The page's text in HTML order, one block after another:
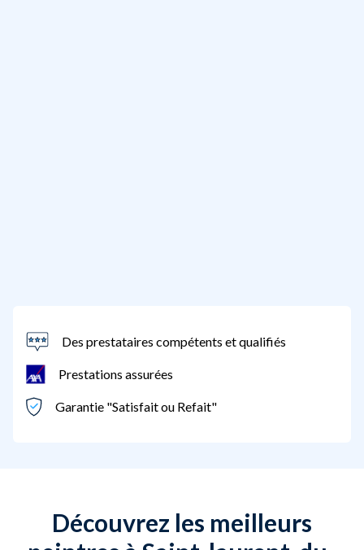
Des prestataires compétents et qualifiés
Prestations assurées
Garantie "Satisfait ou Refait"
Découvrez les meilleurs